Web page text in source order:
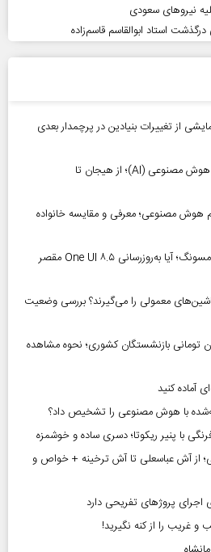
نیروهای سعودی
استاد ابوالقاسم قاسم‌زاده
پیش‌نمایشی از تغییرات بنیادین در پرچمدار بعدی
رشد خیره‌کننده بازار توکن‌های هوش مصنوعی (AI)؛ از هیجان تا
هوش مصنوعی؛ معرفی و مقایسه خانواده
بحران باتری در گوشی‌های سامسونگ؛ آیا به‌روزرسانی One UI ۸.۵ مقصر
معمولی را می‌گیرند؟ بررسی وضعیت
وام ضروری ۷۵ میلیون تومانی بازنشستگان کشوری؛ نحوه مشاهده
با هوش مصنوعی را تشخیص داد؟
با پنیر ریکوتا؛ دسری ساده و خوشمزه
از آش عباسعلی تا آش ترخینه + خواص و
اجرای پروژهای تفریحی دارد
و غریب را از کنه نگیرید!